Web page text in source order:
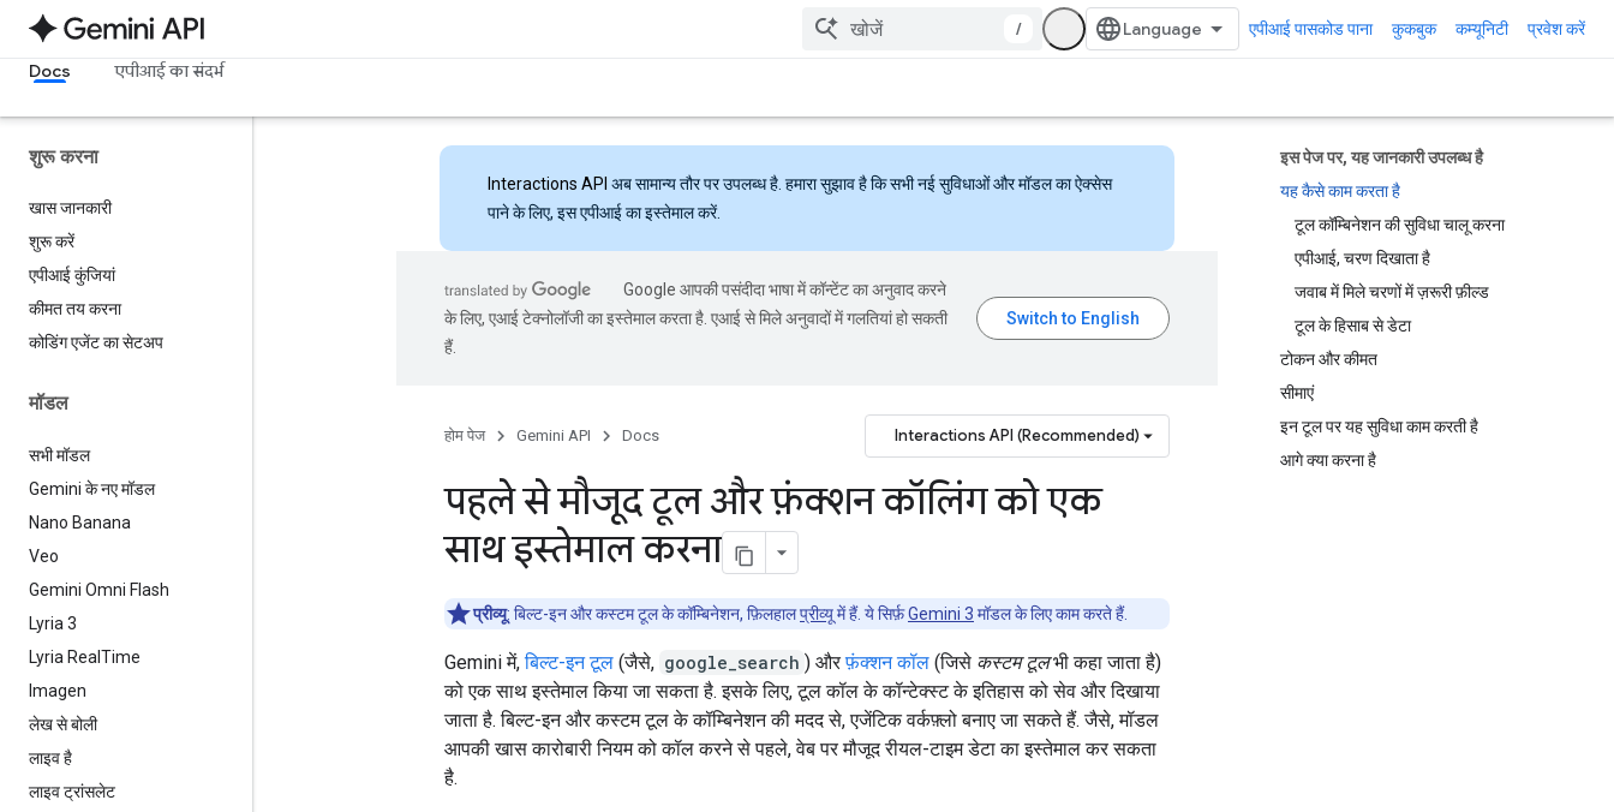
/ एपीआई पासकोड पाना कुकबुक कम्यूनिटी प्रवेश करें
Docs एपीआई का संदर्भ
शुरू करना
खास जानकारी
शुरू करें
एपीआई कुंजियां
कीमत तय करना
कोडिंग एजेंट का सेटअप
मॉडल
सभी मॉडल
Gemini के नए मॉडल
Nano Banana
Veo
Gemini Omni Flash
Lyria 3
Lyria Real Time
Imagen
लेख से बोली
लाइव है
लाइव ट्रांसलेट
इस पेज पर, यह जानकारी उपलब्ध है
यह कैसे काम करता है
टूल कॉम्बिनेशन की सुविधा चालू करना
एपीआई, चरण दिखाता है
जवाब में मिले चरणों में ज़रूरी फ़ील्ड
टूल के हिसाब से डेटा
टोकन और कीमत
सीमाएं
इन टूल पर यह सुविधा काम करती है
आगे क्या करना है
Interactions API अब सामान्य तौर पर उपलब्ध है. हमारा सुझाव है कि सभी नई सुविधाओं और मॉडल का ऐक्सेस
पाने के लिए, इस एपीआई का इस्तेमाल करें.
Google आपकी पसंदीदा भाषा में कॉन्टेंट का अनुवाद करने
के लिए, एआई टेक्नोलॉजी का इस्तेमाल करता है. एआई से मिले अनुवादों में गलतियां हो सकती
हैं.
होम पेज Gemini API Docs Interactions API (Recommended)
पहले से मौजूद टूल और फ़ंक्शन कॉलिंग को एक
साथ इस्तेमाल करना
प्रीव्यू: बिल्ट-इन और कस्टम टूल के कॉम्बिनेशन, फ़िलहालप्रीव्यूमें हैं. ये सिर्फ़Gemini 3 मॉडल के लिए काम करते हैं.
Gemini में,बिल्ट-इन टूल (जैसे, google_search ) औरफ़ंक्शन कॉल (जिसे कस्टम टूलभी कहा जाता है)
को एक साथ इस्तेमाल किया जा सकता है. इसके लिए, टूल कॉल के कॉन्टेक्स्ट के इतिहास को सेव और दिखाया
जाता है. बिल्ट-इन और कस्टम टूल के कॉम्बिनेशन की मदद से, एजेंटिक वर्कफ़्लो बनाए जा सकते हैं. जैसे, मॉडल
आपकी खास कारोबारी नियम को कॉल करने से पहले, वेब पर मौजूद रीयल-टाइम डेटा का इस्तेमाल कर सकता
है.